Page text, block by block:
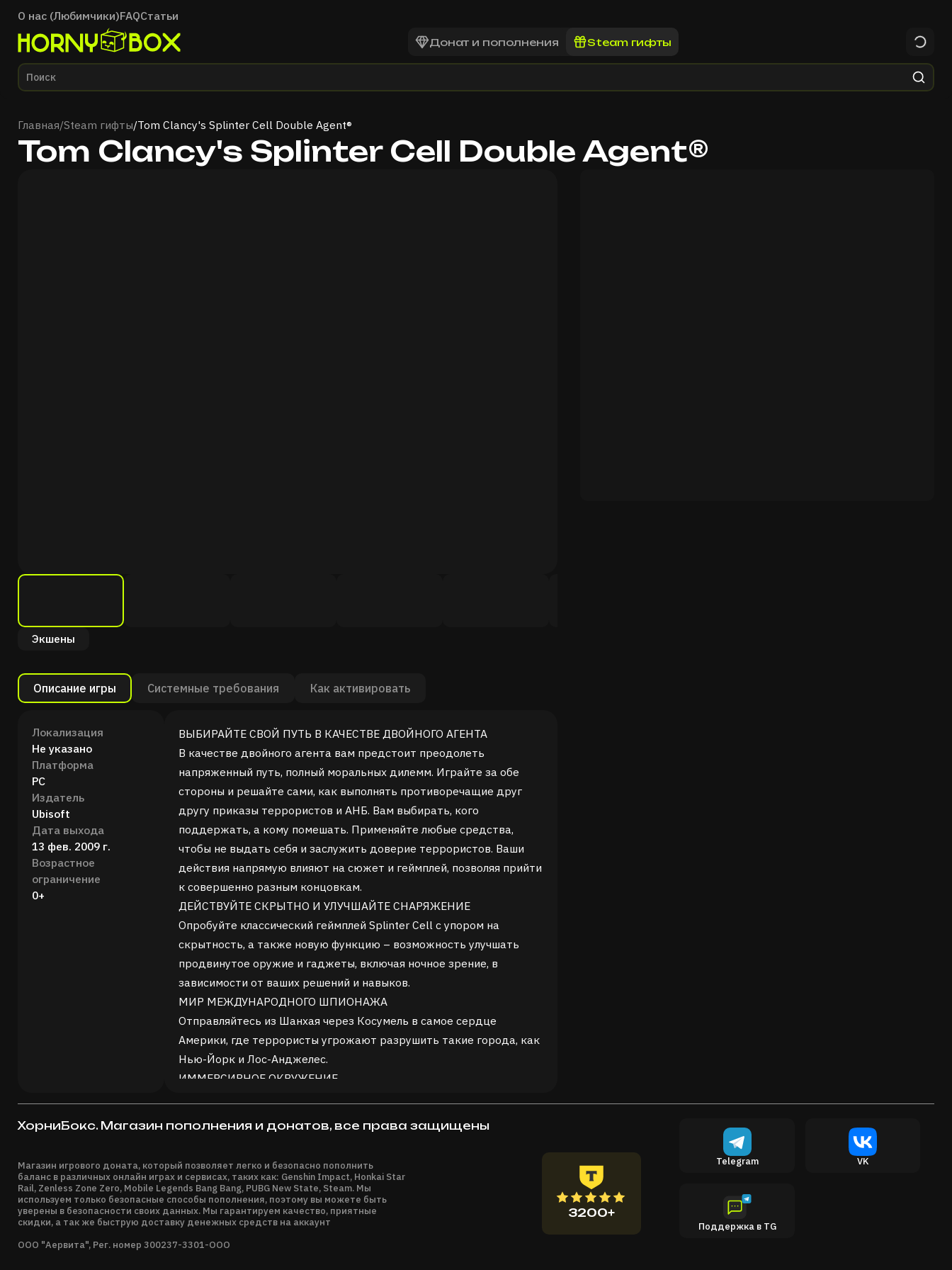
О нас (Любимчики)FAQСтатьи
Главная
Донат и пополнения Steam гифты
Главная/Steam гифты/Tom Clancy's Splinter Cell Double Agent®
Tom Clancy's Splinter Cell Double Agent®
Экшены
Описание игры Системные требования Как активировать
Локализация
Не указано
Платформа
PC
Издатель
Ubisoft
Дата выхода
13 фев. 2009 г.
Возрастное
ограничение
0+
ВЫБИРАЙТЕ СВОЙ ПУТЬ В КАЧЕСТВЕ ДВОЙНОГО АГЕНТА
В качестве двойного агента вам предстоит преодолеть
напряженный путь, полный моральных дилемм. Играйте за обе
стороны и решайте сами, как выполнять противоречащие друг
другу приказы террористов и АНБ. Вам выбирать, кого
поддержать, а кому помешать. Применяйте любые средства,
чтобы не выдать себя и заслужить доверие террористов. Ваши
действия напрямую влияют на сюжет и геймплей, позволяя прийти
к совершенно разным концовкам.
ДЕЙСТВУЙТЕ СКРЫТНО И УЛУЧШАЙТЕ СНАРЯЖЕНИЕ
Опробуйте классический геймплей Splinter Cell с упором на
скрытность, а также новую функцию – возможность улучшать
продвинутое оружие и гаджеты, включая ночное зрение, в
зависимости от ваших решений и навыков.
МИР МЕЖДУНАРОДНОГО ШПИОНАЖА
Отправляйтесь из Шанхая через Косумель в самое сердце
Америки, где террористы угрожают разрушить такие города, как
Нью-Йорк и Лос-Анджелес.
ИММЕРСИВНОЕ ОКРУЖЕНИЕ
поддерживаются. Сетевой и совместный режимы недоступны.
ХорниБокс. Магазин пополнения и донатов, все права защищены
Магазин игрового доната, который позволяет легко и безопасно пополнить
баланс в различных онлайн играх и сервисах, таких как: Genshin Impact, Honkai Star
Rail, Zenless Zone Zero, Mobile Legends Bang Bang, PUBG New State, Steam. Мы
используем только безопасные способы пополнения, поэтому вы можете быть
уверены в безопасности своих данных. Мы гарантируем качество, приятные
скидки, а так же быструю доставку денежных средств на аккаунт
ООО "Аервита", Рег. номер 300237-3301-ООО
3200+
Telegram VK
Поддержка в TG